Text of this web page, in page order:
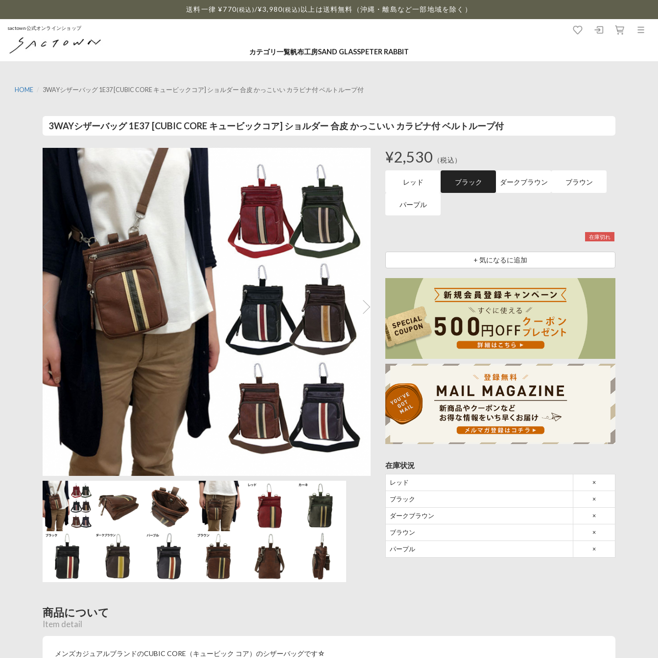
送料一律 ¥770(税込)/¥3,980(税込) 以上は送料無料（沖縄・離島など一部地域を除く）
sactown公式オンラインショップ
カテゴリ一覧帆布工房SAND GLASSPETER RABBIT
HOME 3WAYシザーバッグ 1E37 [CUBIC CORE キュービックコア] ショルダー 合皮 かっこいい カラビナ付 ベルトループ付
3WAYシザーバッグ 1E37 [CUBIC CORE キュービックコア] ショルダー 合皮 かっこいい カラビナ付 ベルトループ付
¥2,530 （税込）
レッド ブラック ダークブラウン ブラウン
パープル
在庫切れ
+ 気になるに追加
在庫状況
レッド ×
ブラック ×
ダークブラウン ×
ブラウン ×
パープル ×
商品について
Item detail
メンズカジュアルブランドのCUBIC CORE（キュービック コア）のシザーバッグです☆